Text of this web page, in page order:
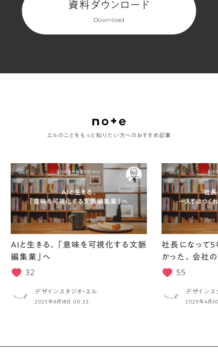
資料ダウンロード
Download
エルのことをもっと知りたい方へのおすすめ記事
AIと生きる、「意味を可視化する文脈
編集業」へ
32
デザインスタジオ・エル
2025年6月18日 00:33
社長になって5
かった、会社
55
デザインス
2025年4月